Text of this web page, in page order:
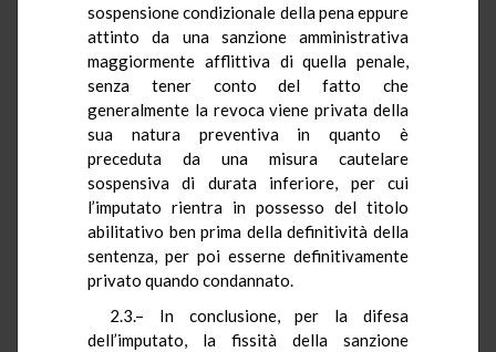
sospensione condizionale della pena eppure
attinto da una sanzione amministrativa
maggiormente afflittiva di quella penale,
senza tener conto del fatto che
generalmente la revoca viene privata della
sua natura preventiva in quanto è
preceduta da una misura cautelare
sospensiva di durata inferiore, per cui
l’imputato rientra in possesso del titolo
abilitativo ben prima della definitività della
sentenza, per poi esserne definitivamente
privato quando condannato.
2.3.– In conclusione, per la difesa
dell’imputato, la fissità della sanzione